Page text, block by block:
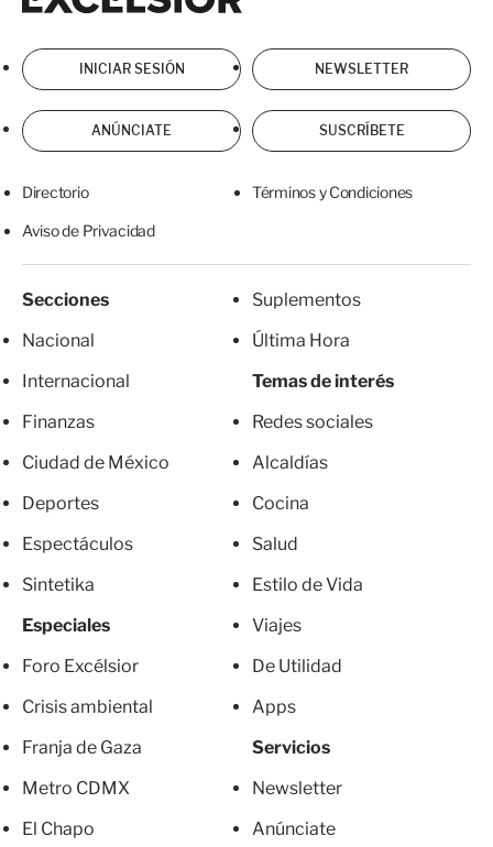
INICIAR SESIÓN NEWSLETTER
ANÚNCIATE SUSCRÍBETE
Directorio Términos y Condiciones
Aviso de Privacidad
Secciones
Nacional
Internacional
Finanzas
Ciudad de México
Deportes
Espectáculos
Sintetika
Especiales
Foro Excélsior
Crisis ambiental
Franja de Gaza
Metro CDMX
El Chapo
Suplementos
Última Hora
Temas de interés
Redes sociales
Alcaldías
Cocina
Salud
Estilo de Vida
Viajes
De Utilidad
Apps
Servicios
Newsletter
Anúnciate